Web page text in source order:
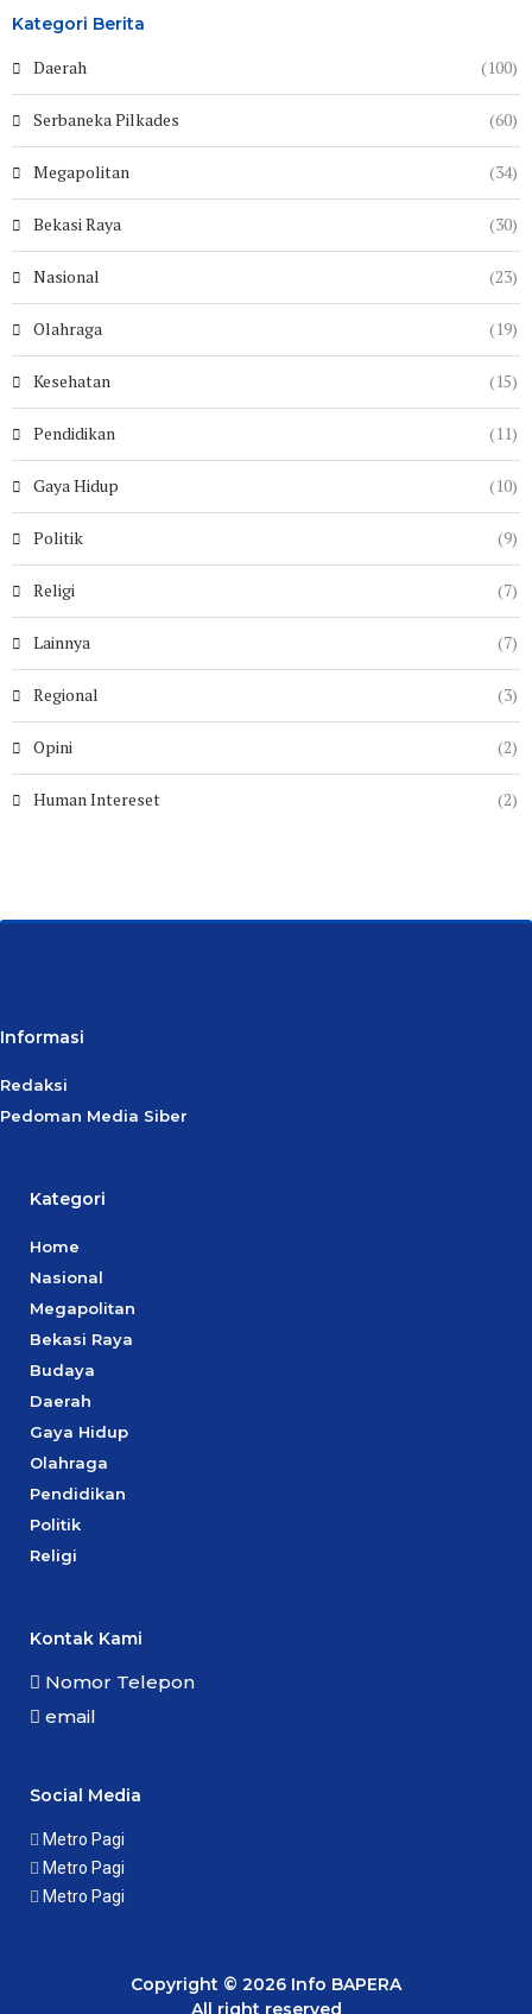
Kategori Berita
Daerah (100)
Serbaneka Pilkades (60)
Megapolitan (34)
Bekasi Raya (30)
Nasional (23)
Olahraga (19)
Kesehatan (15)
Pendidikan (11)
Gaya Hidup (10)
Politik (9)
Religi (7)
Lainnya (7)
Regional (3)
Opini (2)
Human Intereset (2)
Informasi
Redaksi
Pedoman Media Siber
Kategori
Home
Nasional
Megapolitan
Bekasi Raya
Budaya
Daerah
Gaya Hidup
Olahraga
Pendidikan
Politik
Religi
Kontak Kami
Nomor Telepon
email
Social Media
Metro Pagi
Metro Pagi
Metro Pagi
Copyright © 2026 Info BAPERA
All right reserved